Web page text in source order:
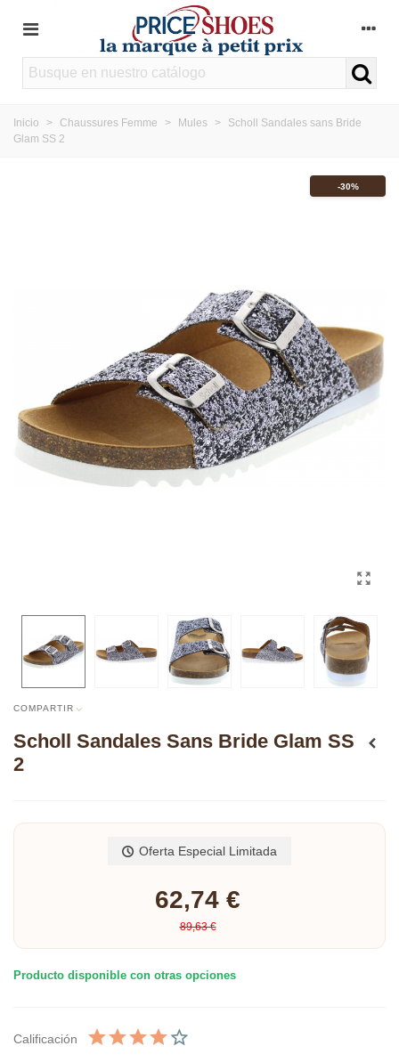
Inicio > Chaussures Femme > Mules >
Scholl Sandales sans Bride
Glam SS 2
-30%
COMPARTIR
Scholl Sandales Sans Bride Glam SS
2
Largeur de la chaussure: Moyen Fermeture: À enfiler
Oferta Especial Limitada
62,74 €
89,63 €
Producto disponible con otras opciones
Calificación